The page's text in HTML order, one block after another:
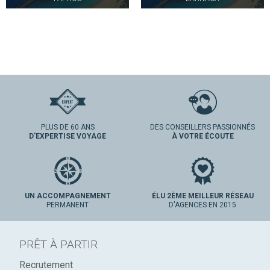
PLUS DE 60 ANS
D'EXPERTISE VOYAGE
DES CONSEILLERS PASSIONNÉS
À VOTRE ÉCOUTE
UN ACCOMPAGNEMENT
PERMANENT
ÉLU 2ÈME MEILLEUR RÉSEAU
D'AGENCES EN 2015
PRÊT À PARTIR
Recrutement